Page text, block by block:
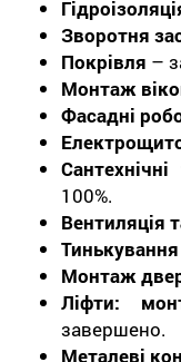
Зворотня
Покрівля –
Монтаж
Фасадні
100%.
Вентиляція
Тинькування
Монтаж
Ліфти:
завершено.
Металеві